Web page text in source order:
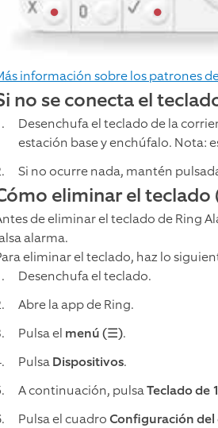
información sobre los patrones
no se conecta el
Desenchufa el teclado de la
estación base y enchúfalo. Nota:
Si no ocurre nada, mantén
eliminar el teclado
de eliminar el teclado de Ring
alarma.
eliminar el teclado, haz lo
Desenchufa el teclado.
Abre la app de Ring.
Pulsa el menú (☰).
PulsaDispositivos.
A continuación, pulsaTeclado de
Pulsa el cuadroConfiguración